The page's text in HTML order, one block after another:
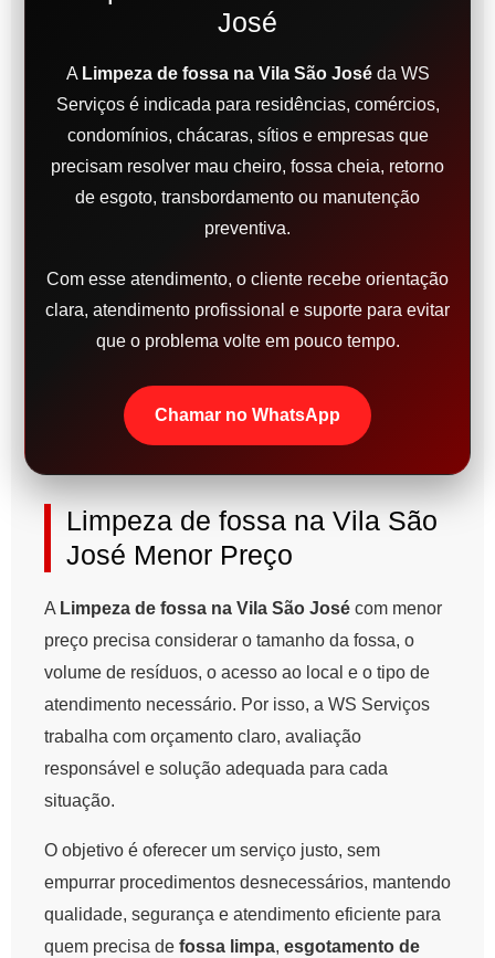
José
A Limpeza de fossa na Vila São Joséda WS
Serviços é indicada para residências, comércios,
condomínios, chácaras, sítios e empresas que
precisam resolver mau cheiro, fossa cheia, retorno
de esgoto, transbordamento ou manutenção
preventiva.
Com esse atendimento, o cliente recebe orientação
clara, atendimento profissional e suporte para evitar
que o problema volte em pouco tempo.
Chamar no WhatsApp
Limpeza de fossa na Vila São
José Menor Preço
A Limpeza de fossa na Vila São José com menor
preço precisa considerar o tamanho da fossa, o
volume de resíduos, o acesso ao local e o tipo de
atendimento necessário. Por isso, a WS Serviços
trabalha com orçamento claro, avaliação
responsável e solução adequada para cada
situação.
O objetivo é oferecer um serviço justo, sem
empurrar procedimentos desnecessários, mantendo
qualidade, segurança e atendimento eficiente para
quem precisa de fossa limpa, esgotamento de